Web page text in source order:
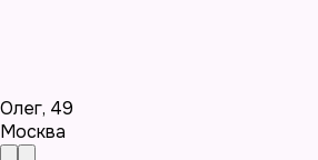
Олег, 49
Москва